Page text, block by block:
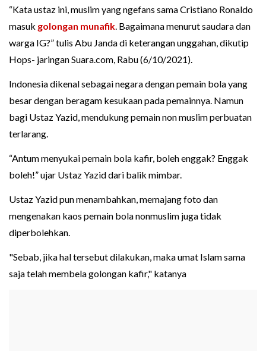
“Kata ustaz ini, muslim yang ngefans sama Cristiano Ronaldo
masuk golongan munafik. Bagaimana menurut saudara dan
warga IG?” tulis Abu Janda di keterangan unggahan, dikutip
Hops- jaringan Suara.com, Rabu (6/10/2021).
Indonesia dikenal sebagai negara dengan pemain bola yang
besar dengan beragam kesukaan pada pemainnya. Namun
bagi Ustaz Yazid, mendukung pemain non muslim perbuatan
terlarang.
“Antum menyukai pemain bola kafir, boleh enggak? Enggak
boleh!” ujar Ustaz Yazid dari balik mimbar.
Ustaz Yazid pun menambahkan, memajang foto dan
mengenakan kaos pemain bola nonmuslim juga tidak
diperbolehkan.
"Sebab, jika hal tersebut dilakukan, maka umat Islam sama
saja telah membela golongan kafir," katanya